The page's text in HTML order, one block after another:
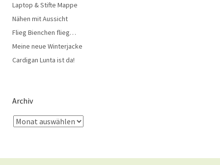
Laptop & Stifte Mappe
Nähen mit Aussicht
Flieg Bienchen flieg…
Meine neue Winterjacke
Cardigan Lunta ist da!
Archiv